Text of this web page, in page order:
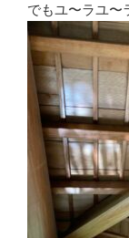
でもユ〜ラユ